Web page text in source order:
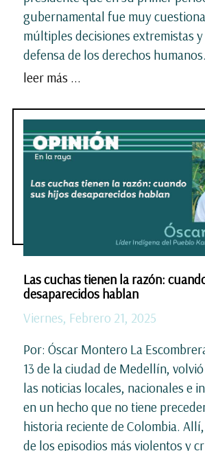
gubernamental fue muy
múltiples decisiones extremistas
defensa de los derechos humanos.
leer más ...
Las cuchas tienen la razón:
desaparecidos hablan
Viernes, Febrero 21, 2025
Por: Óscar Montero La
13 de la ciudad de Medellín,
las noticias locales, nacionales e
en un hecho que no tiene
historia reciente de Colombia.
de los episodios más violentos y